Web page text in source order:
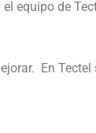
equipo de
En